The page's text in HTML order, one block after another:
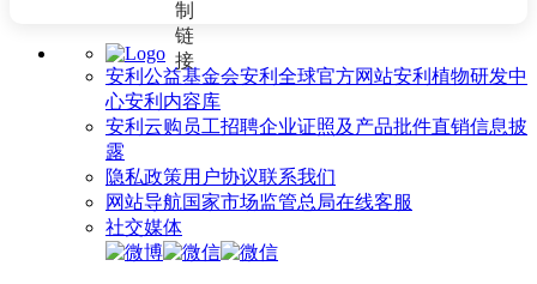
安利公益基金会安利全球官方网站安利植物研发中
心安利内容库
安利云购 员工招聘企业证照及产品批件直销信息披
露
隐私政策用户协议联系我们
网站导航国家市场监管总局在线客服
社交媒体